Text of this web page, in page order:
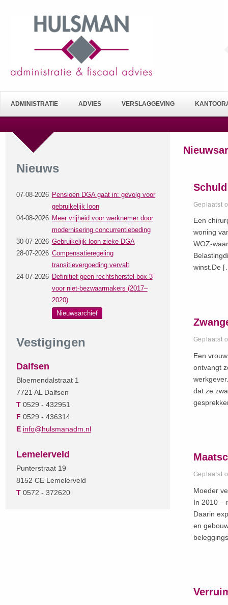
ADMINISTRATIE ADVIES VERSLAGGEVING
Nieuws
07-08-2026 Pensioen DGA gaat in: gevolg voor
gebruikelijk loon
04-08-2026 Meer vrijheid voor werknemer door
modernisering concurrentiebeding
30-07-2026 Gebruikelijk loon zieke DGA
28-07-2026 Compensatieregeling
transitievergoeding vervalt
24-07-2026 Definitief geen rechtsherstel box 3
voor niet-bezwaarmakers (2017–
2020)
Nieuwsarchief
Vestigingen
Dalfsen
Bloemendalstraat 1
7721 AL Dalfsen
T0529 - 432951
F 0529 - 436314
E info@hulsmanadm.nl
Lemelerveld
Punterstraat 19
8152 CE Lemelerveld
T0572 - 372620
Geplaatst
Een
woning
WOZ-
winst.De
Geplaatst
Een
ontvangt
dat ze
Geplaatst
Moeder
In 2010 –
Daarin
en